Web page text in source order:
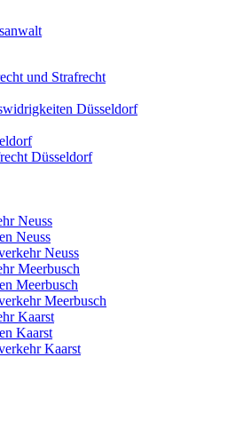
und Strafrecht
Düsseldorf
Düsseldorf
Neuss
Neuss
Neuss
Meerbusch
Meerbusch
Meerbusch
Kaarst
Kaarst
Kaarst